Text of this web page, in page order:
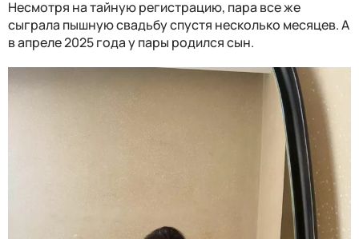
Несмотря на тайную регистрацию, пара все же
сыграла пышную свадьбу спустя несколько месяцев. А
в апреле 2025 года у пары родился сын.